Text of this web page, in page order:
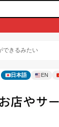
できるみたい
日本語 EN